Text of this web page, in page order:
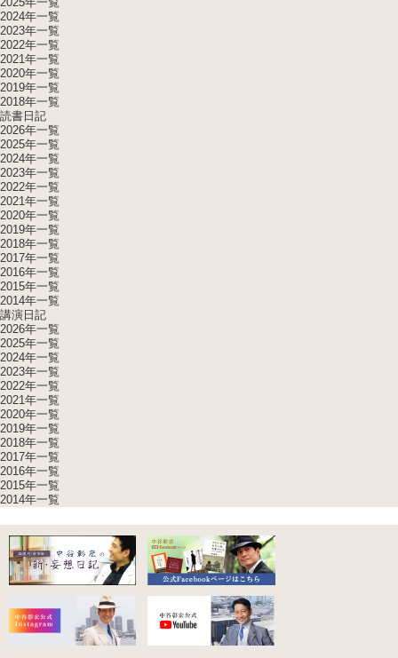
2024年一覧
2023年一覧
2022年一覧
2021年一覧
2020年一覧
2019年一覧
2018年一覧
読書日記
2026年一覧
2025年一覧
2024年一覧
2023年一覧
2022年一覧
2021年一覧
2020年一覧
2019年一覧
2018年一覧
2017年一覧
2016年一覧
2015年一覧
2014年一覧
講演日記
2026年一覧
2025年一覧
2024年一覧
2023年一覧
2022年一覧
2021年一覧
2020年一覧
2019年一覧
2018年一覧
2017年一覧
2016年一覧
2015年一覧
2014年一覧